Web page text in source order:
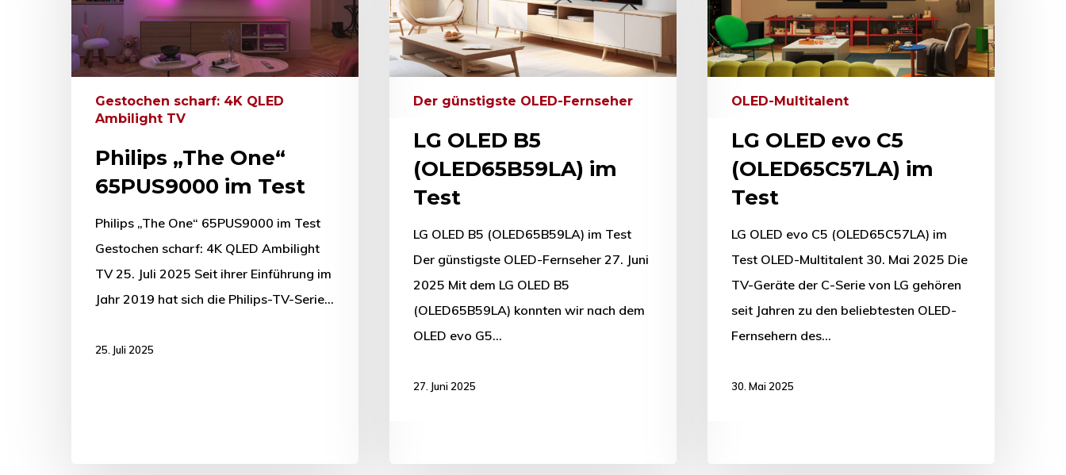
Gestochen scharf: 4K QLED
Ambilight TV
Philips „The One“
65PUS9000 im Test
Philips „The One“ 65PUS9000 im Test
Gestochen scharf: 4K QLED Ambilight
TV 25. Juli 2025 Seit ihrer Einführung im
Jahr 2019 hat sich die Philips-TV-Serie…
25. Juli 2025
Der günstigste OLED-Fernseher
LG OLED B5
(OLED65B59LA) im
Test
LG OLED B5 (OLED65B59LA) im Test
Der günstigste OLED-Fernseher 27. Juni
2025 Mit dem LG OLED B5
(OLED65B59LA) konnten wir nach dem
OLED evo G5…
27. Juni 2025
OLED-Multitalent
LG OLED evo C5
(OLED65C57LA) im
Test
LG OLED evo C5 (OLED65C57LA) im
Test OLED-Multitalent 30. Mai 2025 Die
TV-Geräte der C-Serie von LG gehören
seit Jahren zu den beliebtesten OLED-
Fernsehern des…
30. Mai 2025